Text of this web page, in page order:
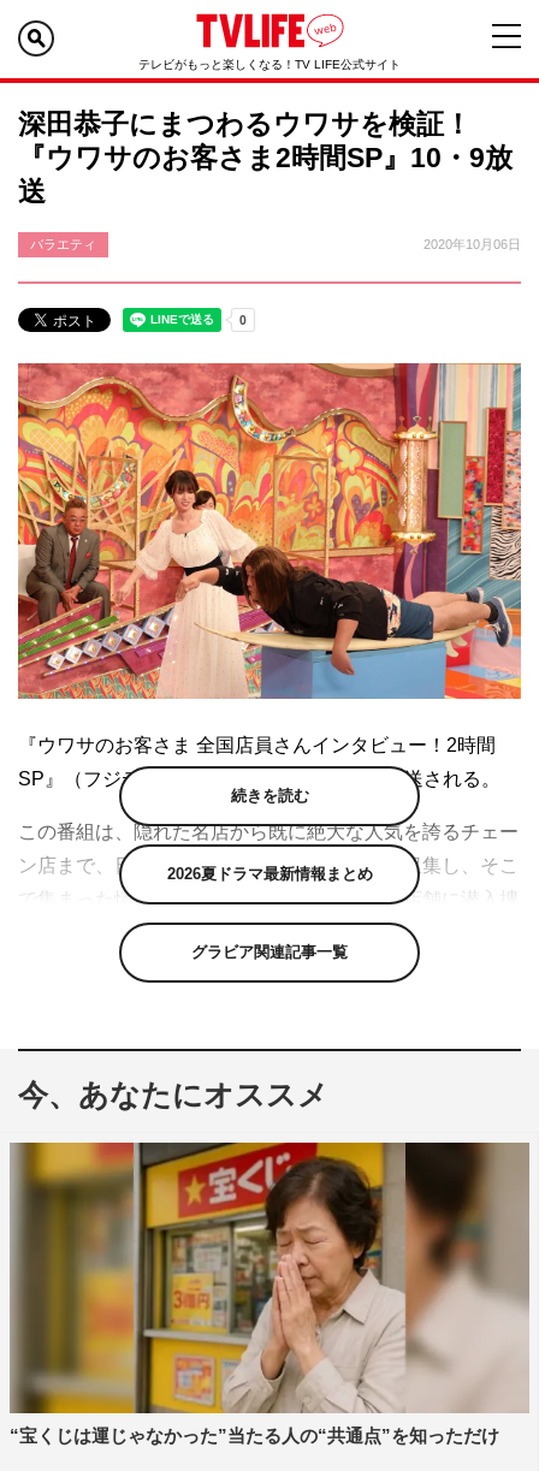
テレビがもっと楽しくなる！TV LIFE公式サイト
深田恭子にまつわるウワサを検証！
『ウワサのお客さま2時間SP』10・9放
送
バラエティ 2020年10月06日
『ウワサのお客さま 全国店員さんインタビュー！2時間
SP』（フジテレビ系）が10月9日（金）に放送される。
この番組は、隠れた名店から既に絶大な人気を誇るチェー
ン店まで、日本中のさまざまな店舗の情報を収集し、そこ
で集まった情報を基に番組スタッフがさらに店舗に潜入捜
査を行い、店舗スタッフの間でもウワサになっている“お
客さま”をあぶり出してその生態を追うバラエティ。「ゲ
今回もこれまで番組に登場したウワサの大食い美女たちが
食べ放題での新記録に挑む企画「ウワサ大食いオールスタ
続きを読む
2026夏ドラマ最新情報まとめ
グラビア関連記事一覧
今、あなたにオススメ
“宝くじは運じゃなかった”当たる人の“共通点”を知っただけ